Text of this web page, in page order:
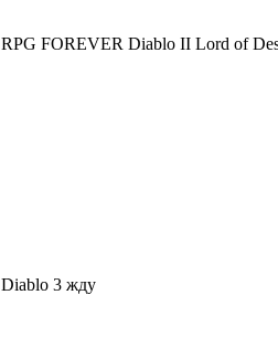
RPG FOREVER Diablo II Lord of
Diablo 3 жду